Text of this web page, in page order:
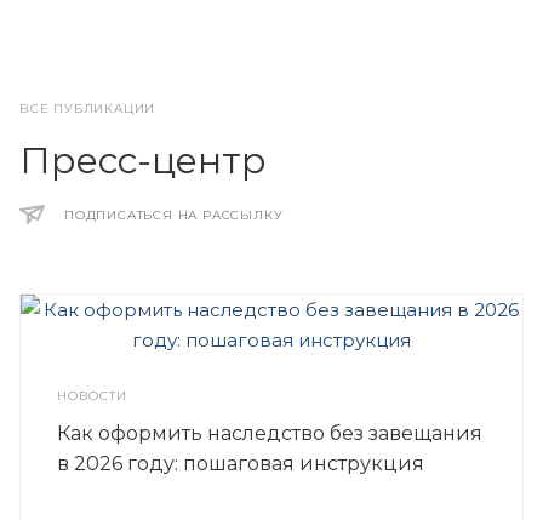
ВСЕ ПУБЛИКАЦИИ
Пресс-центр
ПОДПИСАТЬСЯ НА РАССЫЛКУ
НОВОСТИ
Как оформить наследство без завещания
в 2026 году: пошаговая инструкция